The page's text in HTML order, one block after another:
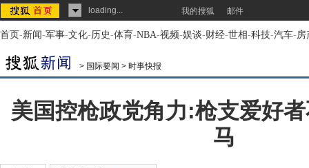
loading... 我的搜狐 邮件
首页-新闻-军事-文化-历史-体育-NBA-视频-娱谈-财经-世相-科技-汽车-房
> 国际要闻 > 时事快报
美国控枪政党角力:枪支爱好
马